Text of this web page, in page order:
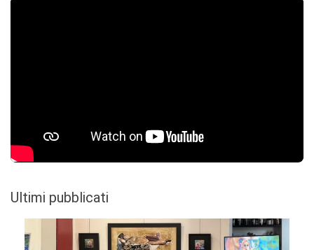
Ultimi pubblicati